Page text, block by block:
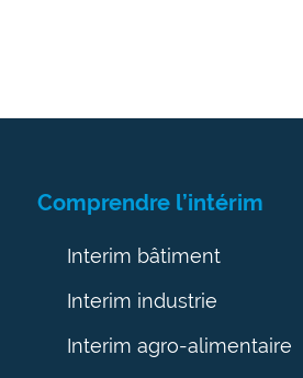
Comprendre l’intérim
Interim bâtiment
Interim industrie
Interim agro-alimentaire